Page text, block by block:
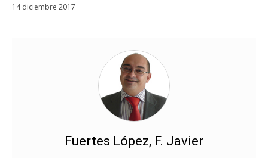
14 diciembre 2017
Fuertes López, F. Javier